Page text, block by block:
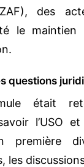
des
le
questions
était
l’USO
première
les